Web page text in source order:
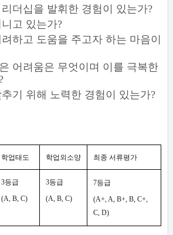
더십을 발휘한 경험이 있는가?
고 있는가?
하고 도움을 주고자 하는 마음이
어려움은 무엇이며 이를 극복한
?
기 위해 노력한 경험이 있는가?
학업태도 학업외소양 최종 서류평가
3등급
(A, B, C)
3등급
(A, B, C)
7등급
(A+, A, B+, B, C+,
C, D)